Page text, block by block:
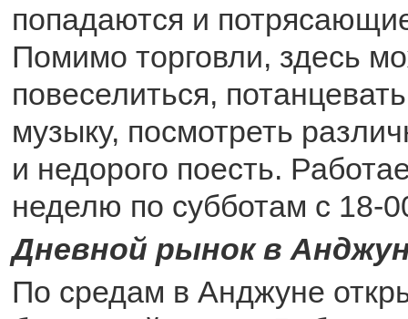
попадаются и
Помимо торговли, здесь
повеселиться,
музыку, посмотреть
и недорого поесть.
неделю по субботам с 18-
Дневной рынок в
По средам в Анджуне